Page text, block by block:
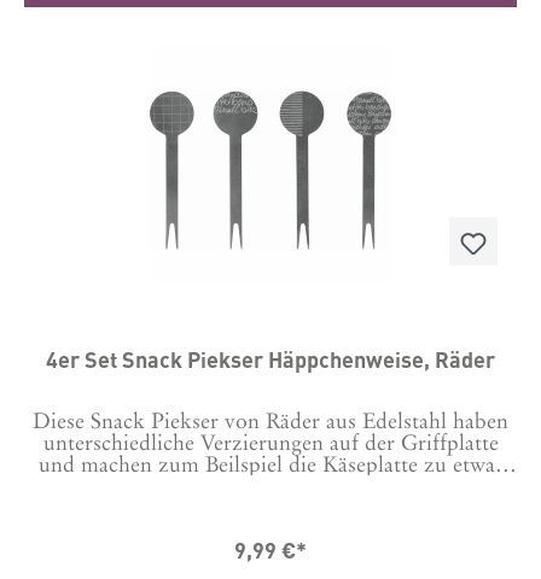
4er Set Snack Piekser Häppchenweise, Räder
Diese Snack Piekser von Räder aus Edelstahl haben
unterschiedliche Verzierungen auf der Griffplatte
und machen zum Beilspiel die Käseplatte zu etwas
9,99 €*